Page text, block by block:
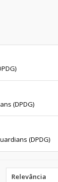
(DPDG)
(DPDG)
Relevância